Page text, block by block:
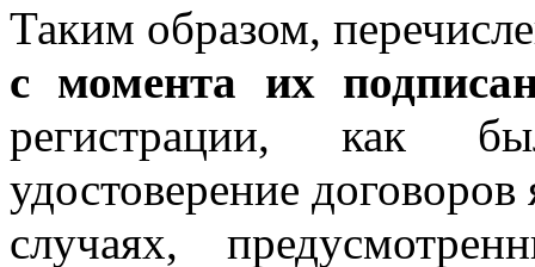
Таким образом,
с момента их
регистрации, как
удостоверение договоров
случаях,